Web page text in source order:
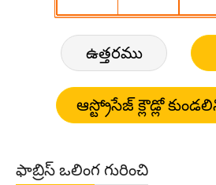
ఉత్తరము
ఫాబ్రిస్ ఒలింగ గురించి